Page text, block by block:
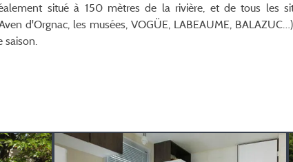
situé à 150 mètres de la rivière, et de tous les
d'Orgnac, les musées, VOGÜE, LABEAUME,
saison.